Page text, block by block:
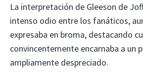
La interpretación de Gleeson de
intenso odio entre los fanáticos,
expresaba en broma, destacando
convincentemente encarnaba a un
ampliamente despreciado.